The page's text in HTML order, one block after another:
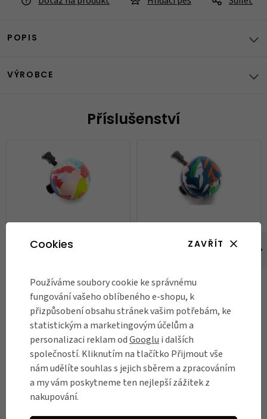
POPIS
VÝROBCE
Příslušenství
Zvonek na kolo Nutcase,
Skladem
DO KOŠÍKU
Zvonek na kolo Nutcase,
Skladem
DO KOŠÍKU
Názory našich zákazníků
Cookies ZAVŘÍT
Používáme soubory cookie ke správnému
fungování vašeho oblíbeného e-shopu, k
přizpůsobení obsahu stránek vašim potřebám, ke
statistickým a marketingovým účelům a
personalizaci reklam odGooglu i dalších
společností. Kliknutím na tlačítko Přijmout vše
nám udělíte souhlas s jejich sběrem a zpracováním
a my vám poskytneme ten nejlepší zážitek z
nakupování.